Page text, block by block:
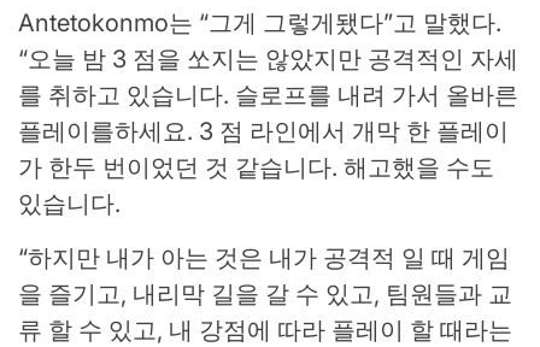
Antetokonmo는 “그게 그렇게됐다”고 말했다.
“오늘 밤 3 점을 쏘지는 않았지만 공격적인 자세
를 취하고 있습니다. 슬로프를 내려 가서 올바른
플레이를하세요. 3 점 라인에서 개막 한 플레이
가 한두 번이었던 것 같습니다. 해고했을 수도
있습니다.
“하지만 내가 아는 것은 내가 공격적 일 때 게임
을 즐기고, 내리막 길을 갈 수 있고, 팀원들과 교
류 할 수 있고, 내 강점에 따라 플레이 할 때라는